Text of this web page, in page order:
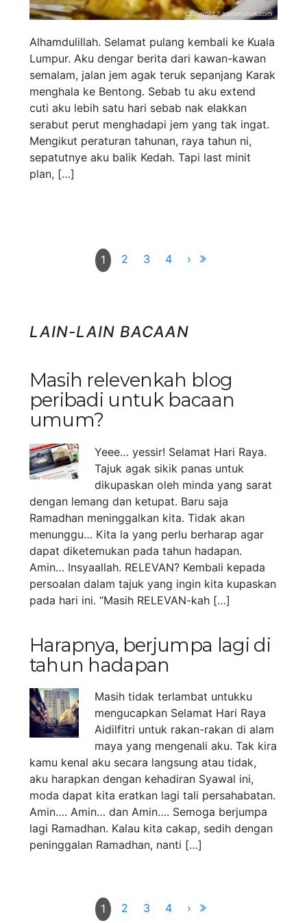
Alhamdulillah. Selamat pulang kembali ke Kuala
Lumpur. Aku dengar berita dari kawan-kawan
semalam, jalan jem agak teruk sepanjang Karak
menghala ke Bentong. Sebab tu aku extend
cuti aku lebih satu hari sebab nak elakkan
serabut perut menghadapi jem yang tak ingat.
Mengikut peraturan tahunan, raya tahun ni,
sepatutnye aku balik Kedah. Tapi last minit
plan, […]
1 2 3 4 ›
LAIN-LAIN BACAAN
Masih relevenkah blog
peribadi untuk bacaan
umum?
Yeee… yessir! Selamat Hari Raya.
Tajuk agak sikik panas untuk
dikupaskan oleh minda yang sarat
dengan lemang dan ketupat. Baru saja
Ramadhan meninggalkan kita. Tidak akan
menunggu… Kita la yang perlu berharap agar
dapat diketemukan pada tahun hadapan.
Amin… Insyaallah. RELEVAN? Kembali kepada
persoalan dalam tajuk yang ingin kita kupaskan
pada hari ini. “Masih RELEVAN-kah […]
Harapnya, berjumpa lagi di
tahun hadapan
Masih tidak terlambat untukku
mengucapkan Selamat Hari Raya
Aidilfitri untuk rakan-rakan di alam
maya yang mengenali aku. Tak kira
kamu kenal aku secara langsung atau tidak,
aku harapkan dengan kehadiran Syawal ini,
moda dapat kita eratkan lagi tali persahabatan.
Amin…. Amin… dan Amin…. Semoga berjumpa
lagi Ramadhan. Kalau kita cakap, sedih dengan
peninggalan Ramadhan, nanti […]
1 2 3 4 ›